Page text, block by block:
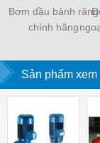
Bơm dầu bánh răng
chính hãng
Sản phẩm xem